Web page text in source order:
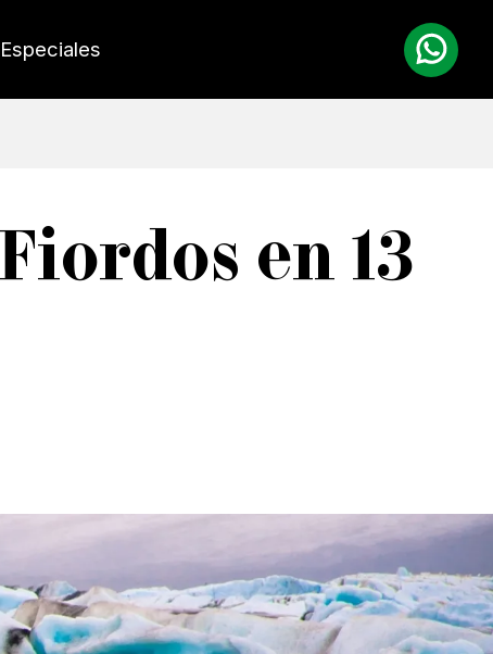
Especiales
en 13